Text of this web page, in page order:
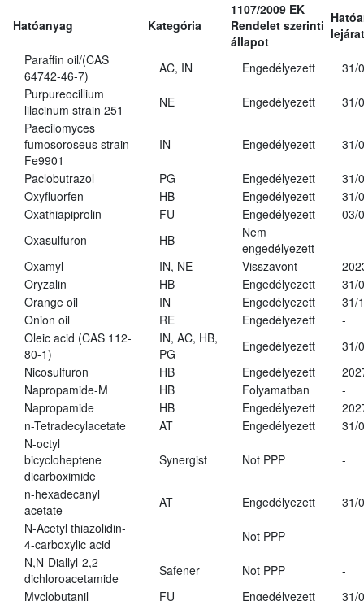
Hatóanyag Kategória
1107/2009 EK
Rendelet szerinti
állapot
Paraffin oil/(CAS
64742-46-7)
AC, IN Engedélyezett
31/
Purpureocillium
lilacinum strain 251
NE Engedélyezett
31/
Paecilomyces
fumosoroseus strain
Fe9901
IN Engedélyezett 31/
Paclobutrazol PG Engedélyezett
31/
Oxyfluorfen
HB Engedélyezett
31/
Oxathiapiprolin
FU Engedélyezett
03/
Oxasulfuron
HB
Nem
engedélyezett
-
Oxamyl
IN, NE Visszavont
Oryzalin
HB Engedélyezett
31/
Orange oil
IN Engedélyezett
31/
Onion oil
RE Engedélyezett
-
Oleic acid (CAS 112-
80-1)
IN, AC, HB,
PG
Engedélyezett
31/
Nicosulfuron
HB Engedélyezett
Napropamide-M
HB Folyamatban
-
Napropamide
HB Engedélyezett
n-Tetradecylacetate
AT Engedélyezett
31/
N-octyl
bicycloheptene
dicarboximide
Synergist Not PPP -
n-hexadecanyl
acetate
AT Engedélyezett
31/
N-Acetyl thiazolidin-
4-carboxylic acid
- Not PPP
-
N,N-Diallyl-2,2-
dichloroacetamide
Safener Not PPP
-
Myclobutanil
FU Engedélyezett
31/